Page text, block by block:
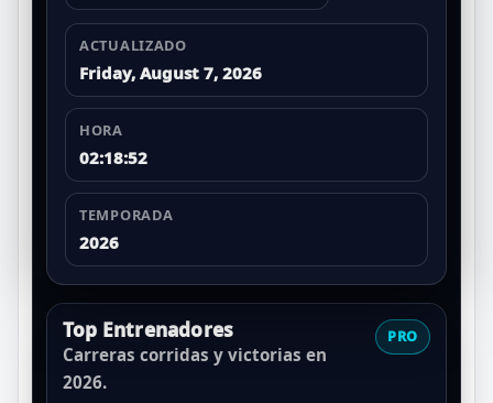
ACTUALIZADO
Friday, August 7, 2026
HORA
02:18:52
TEMPORADA
2026
Top Entrenadores
Carreras corridas y victorias en
2026.
PRO